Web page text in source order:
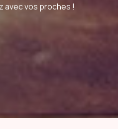
avec vos proches !